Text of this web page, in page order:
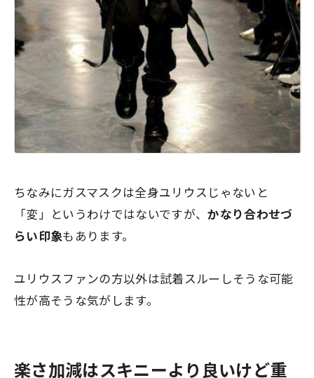
ちなみにガスマスクは全身ユリウスじゃないと
「変」というわけではないですが、かなり合わせづ
らい印象もあります。
ユリウスファンの方以外は試着スルーしそうな可能
性が高そうな気がします。
楽さ加減はスキニーより良いけど重